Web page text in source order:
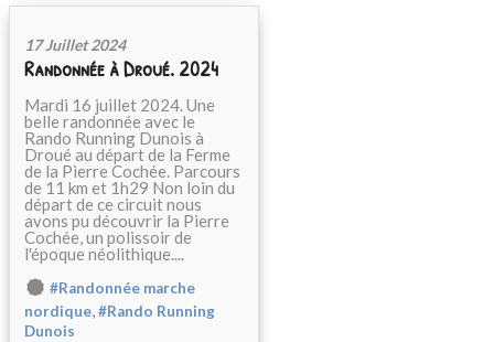
17 Juillet 2024
Randonnée à Droué. 2024
Mardi 16 juillet 2024. Une
belle randonnée avec le
Rando Running Dunois à
Droué au départ de la Ferme
de la Pierre Cochée. Parcours
de 11 km et 1h29 Non loin du
départ de ce circuit nous
avons pu découvrir la Pierre
Cochée, un polissoir de
l'époque néolithique....
#Randonnée marche
nordique,#Rando Running
Dunois